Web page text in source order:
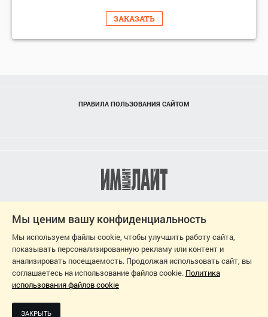
ЗАКАЗАТЬ
ПРАВИЛА ПОЛЬЗОВАНИЯ САЙТОМ
Мы ценим вашу конфиденциальность
Мы используем файлы cookie, чтобы улучшить работу сайта,
показывать персонализированную рекламу или контент и
анализировать посещаемость. Продолжая использовать сайт, вы
соглашаетесь на использование файлов cookie. Политика
использования файлов cookie
ЗАКРЫТЬ